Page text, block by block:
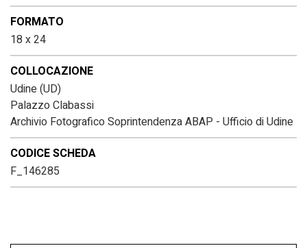
FORMATO
18 x 24
COLLOCAZIONE
Udine (UD)
Palazzo Clabassi
Archivio Fotografico Soprintendenza ABAP - Ufficio di Udine
CODICE SCHEDA
F_146285